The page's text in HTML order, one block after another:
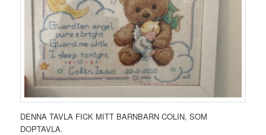
DENNA TAVLA FICK MITT BARNBARN COLIN, SOM
DOPTAVLA.